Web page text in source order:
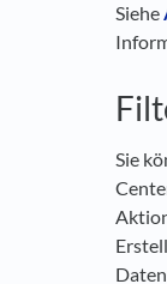
Siehe
Sie